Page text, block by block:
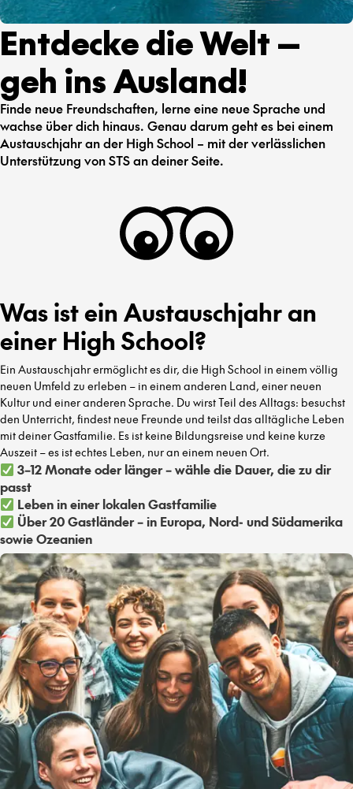
Entdecke die Welt —
geh ins Ausland!
Finde neue Freundschaften, lerne eine neue Sprache und
wachse über dich hinaus. Genau darum geht es bei einem
Austauschjahr an der High School – mit der verlässlichen
Unterstützung von STS an deiner Seite.
Was ist ein Austauschjahr an
einer High School?
Ein Austauschjahr ermöglicht es dir, die High School in einem völlig
neuen Umfeld zu erleben – in einem anderen Land, einer neuen
Kultur und einer anderen Sprache. Du wirst Teil des Alltags: besuchst
den Unterricht, findest neue Freunde und teilst das alltägliche Leben
mit deiner Gastfamilie. Es ist keine Bildungsreise und keine kurze
Auszeit – es ist echtes Leben, nur an einem neuen Ort.
3–12 Monate oder länger – wähle die Dauer, die zu dir
passt
Leben in einer lokalen Gastfamilie
Über 20 Gastländer – in Europa, Nord- und Südamerika
sowie Ozeanien